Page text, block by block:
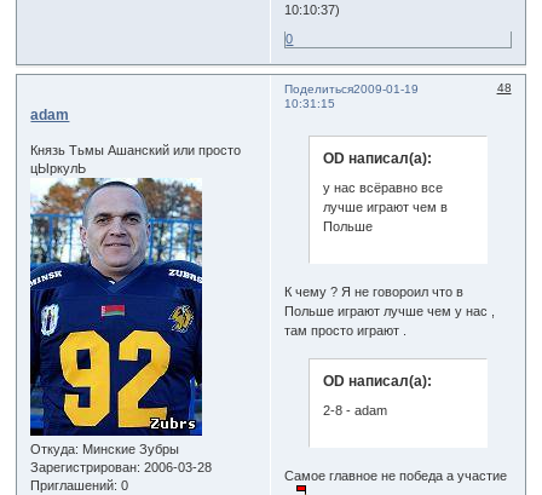
10:10:37)
0
Поделиться 48
2009-01-19
10:31:15
adam
Князь Тьмы Ашанский или просто
цЫркулЬ
Откуда: Минские Зубры
Зарегистрирован: 2006-03-28
Приглашений: 0
OD написал(а):
у нас всёравно все
лучше играют чем в
Польше
К чему ? Я не говороил что в
Польше играют лучше чем у нас ,
там просто играют .
OD написал(а):
2-8 - adam
Самое главное не победа а участие